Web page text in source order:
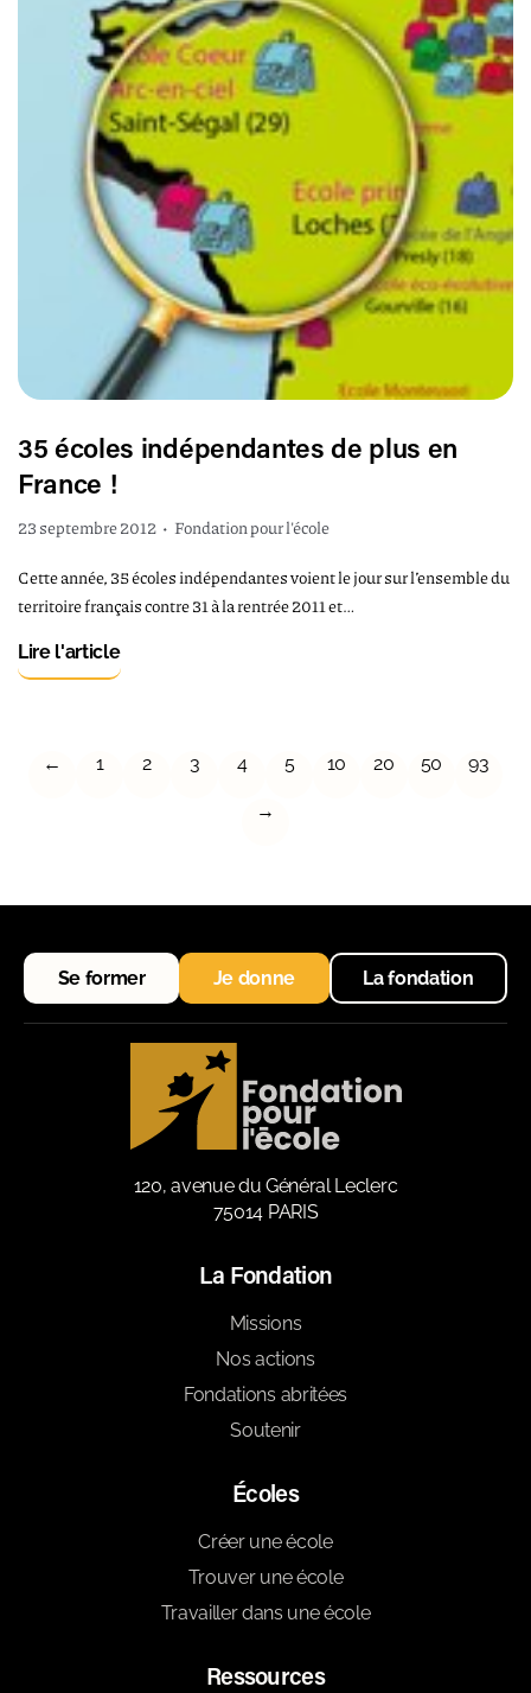
35 écoles indépendantes de plus en
France !
23 septembre 2012 • Fondation pour l'école
Cette année, 35 écoles indépendantes voient le jour sur l’ensemble du
territoire français contre 31 à la rentrée 2011 et…
Lire l'article
← 1 2 3 4 5 10 20 50 93
→
Se former Je donne La fondation
120, avenue du Général Leclerc
75014 PARIS
La Fondation
Missions
Nos actions
Fondations abritées
Soutenir
Écoles
Créer une école
Trouver une école
Travailler dans une école
Ressources